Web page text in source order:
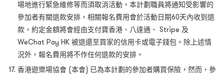
場地進行緊急維修等而須取消活動，本計劃職員將通知受影響的
參加者有關退款安排，相關報名費用會於活動日期60天內收到退
款，約定金額將會經由支付寶香港、八達通、 Stripe 及
WeChat Pay HK 被退還至買家的信用卡或電子錢包。除上述情
況外，報名費用將不作任何退款的安排。
香港遊樂場協會 (本會) 已為本計劃的參加者購買保險，然而，參